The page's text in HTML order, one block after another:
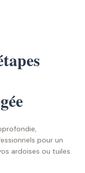
pour un
ardoises ou tuiles.